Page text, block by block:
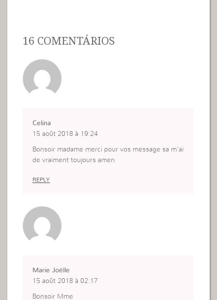
16 COMENTÁRIOS
Celina
15 août 2018 à 19:24
Bonsoir madame merci pour vos message sa m’ai
de vraiment toujours amen
REPLY
Marie Joëlle
15 août 2018 à 02:17
Bonsoir Mme